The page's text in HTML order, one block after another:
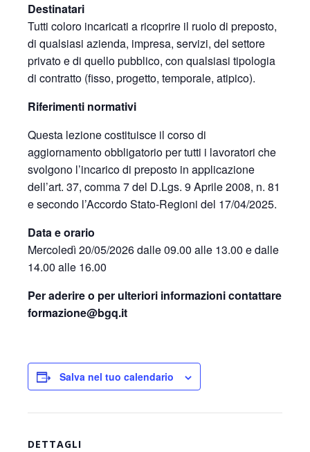
Destinatari
Tutti coloro incaricati a ricoprire il ruolo di preposto,
di qualsiasi azienda, impresa, servizi, del settore
privato e di quello pubblico, con qualsiasi tipologia
di contratto (fisso, progetto, temporale, atipico).
Riferimenti normativi
Questa lezione costituisce il corso di
aggiornamento obbligatorio per tutti i lavoratori che
svolgono l’incarico di preposto in applicazione
dell’art. 37, comma 7 del D.Lgs. 9 Aprile 2008, n. 81
e secondo l’Accordo Stato-Regioni del 17/04/2025.
Data e orario
Mercoledì 20/05/2026 dalle 09.00 alle 13.00 e dalle
14.00 alle 16.00
Per aderire o per ulteriori informazioni contattare
formazione@bgq.it
Salva nel tuo calendario
DETTAGLI